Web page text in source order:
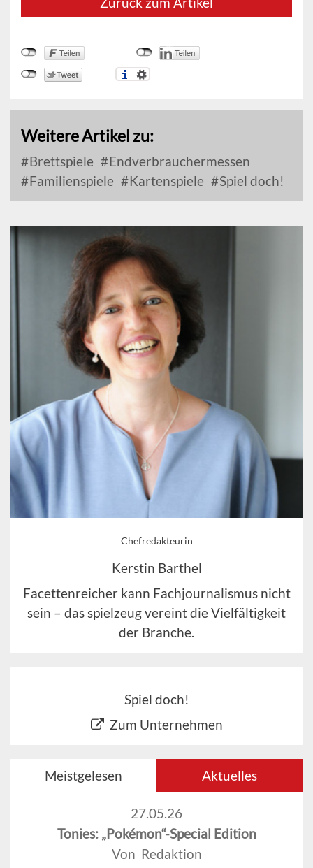
Weitere Artikel zu:
Brettspiele
Endverbrauchermessen
Familienspiele
Kartenspiele Spiel doch!
Chefredakteurin
Kerstin Barthel
Facettenreicher kann Fachjournalismus nicht
sein – das spielzeug vereint die Vielfältigkeit
der Branche.
Spiel doch!
Zum Unternehmen
Meistgelesen Aktuelles
27.05.26
Tonies: „Pokémon“-Special Edition
Von Redaktion